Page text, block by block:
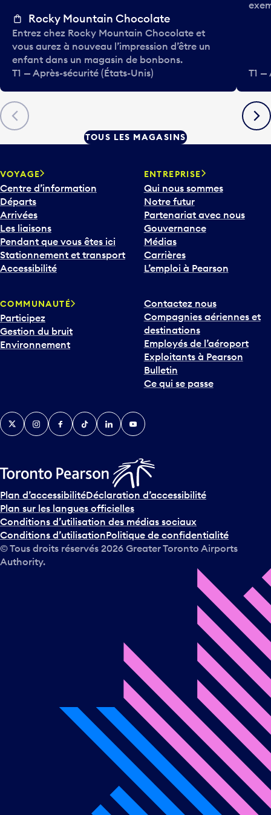
Précédent
Rocky Mountain Chocolate
Entrez chez Rocky Mountain Chocolate et
vous aurez à nouveau l’impression d’être un
enfant dans un magasin de bonbons.
T1 — Après-sécurité (États-Unis)
T1 —
TOUS LES MAGASINS
VOYAGE
Centre d’information
Départs
Arrivées
Les liaisons
Pendant que vous êtes ici
Stationnement et transport
Accessibilité
ENTREPRISE
Qui nous sommes
Notre futur
Partenariat avec nous
Gouvernance
Médias
Carrières
L’emploi à Pearson
COMMUNAUTÉ
Participez
Gestion du bruit
Environnement
Contactez nous
Compagnies aériennes et
destinations
Employés de l’aéroport
Exploitants à Pearson
Bulletin
Ce qui se passe
TwitterInstagramFacebook
TikTokLinkedInYouTube
Plan d’accessibilitéDéclaration d’accessibilité
Plan sur les langues officielles
Conditions d’utilisation des médias sociaux
Conditions d’utilisationPolitique de confidentialité
© Tous droits réservés 2026 Greater Toronto Airports
Authority.